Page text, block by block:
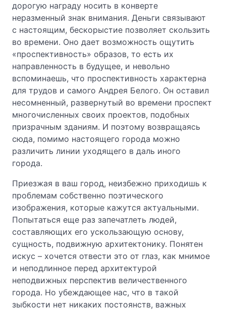
дорогую награду носить в конверте
неразменный знак внимания. Деньги связывают
с настоящим, бескорыстие позволяет скользить
во времени. Оно дает возможность ощутить
«проспективность» образов, то есть их
направленность в будущее, и невольно
вспоминаешь, что проспективность характерна
для трудов и самого Андрея Белого. Он оставил
несомненный, развернутый во времени проспект
многочисленных своих проектов, подобных
призрачным зданиям. И поэтому возвращаясь
сюда, помимо настоящего города можно
различить линии уходящего в даль иного
города.
Приезжая в ваш город, неизбежно приходишь к
проблемам собственно поэтического
изображения, которые кажутся актуальными.
Попытаться еще раз запечатлеть людей,
составляющих его ускользающую основу,
сущность, подвижную архитектонику. Понятен
искус – хочется отвести это от глаз, как мнимое
и неподлинное перед архитектурой
неподвижных перспектив величественного
города. Но убеждающее нас, что в такой
зыбкости нет никаких постоянств, важных